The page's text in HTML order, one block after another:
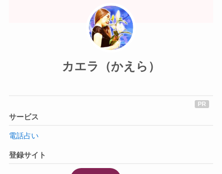
カエラ（かえら）
サービス
電話占い
登録サイト